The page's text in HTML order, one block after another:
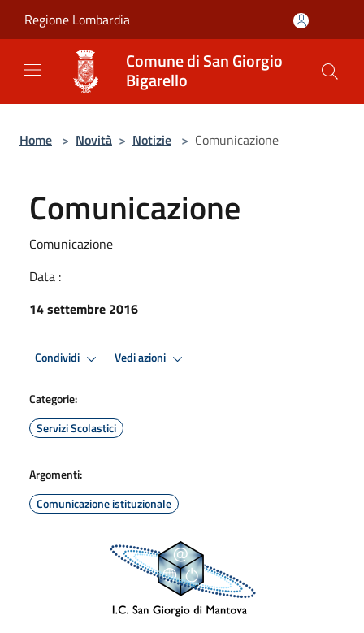
Regione Lombardia
Comune di San Giorgio
Bigarello
Home > Novità > Notizie > Comunicazione
Comunicazione
Comunicazione
Data :
14 settembre 2016
Condividi Vedi azioni
Categorie:
Servizi Scolastici
Argomenti:
Comunicazione istituzionale